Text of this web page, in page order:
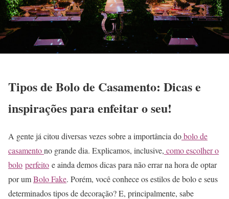
Tipos de Bolo de Casamento: Dicas e
inspirações para enfeitar o seu!
A gente já citou diversas vezes sobre a importância dobolo de
casamentono grande dia. Explicamos, inclusive, como escolher o
bolo perfeito e ainda demos dicas para não errar na hora de optar
por umBolo Fake. Porém, você conhece os estilos de bolo e seus
determinados tipos de decoração? E, principalmente, sabe